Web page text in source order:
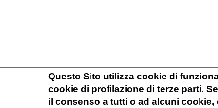
Questo Sito utilizza cookie di
cookie di profilazione di terze parti.
il consenso a tutti o ad alcuni